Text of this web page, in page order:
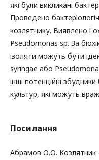
які були викликані
Проведено
козлятнику. Виявлено і
Pseudomonas sp. За
ізоляти можуть бути
syringae або
інші потенційні
культур, які можуть
Посилання
Абрамов О.О. Козлятник